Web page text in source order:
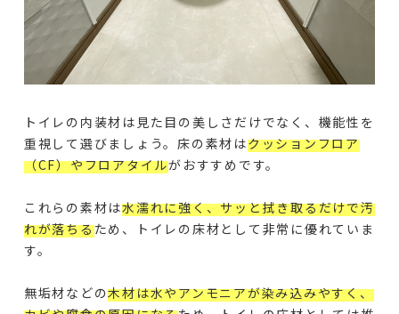
トイレの内装材は見た目の美しさだけでなく、機能性を
重視して選びましょう。床の素材はクッションフロア
（CF）やフロアタイルがおすすめです。
これらの素材は水濡れに強く、サッと拭き取るだけで汚
れが落ちるため、トイレの床材として非常に優れていま
す。
無垢材などの木材は水やアンモニアが染み込みやすく、